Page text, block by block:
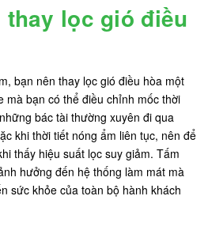
thay lọc gió điều
bạn nên thay lọc gió điều hòa một
mà bạn có thể điều chỉnh mốc thời
bác tài thường xuyên đi qua
khi thời tiết nóng ẩm liên tục, nên để
thấy hiệu suất lọc suy giảm. Tấm
hưởng đến hệ thống làm mát mà
sức khỏe của toàn bộ hành khách